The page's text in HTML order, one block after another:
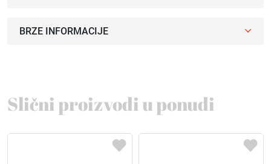
BRZE INFORMACIJE
Slični proizvodi u ponudi